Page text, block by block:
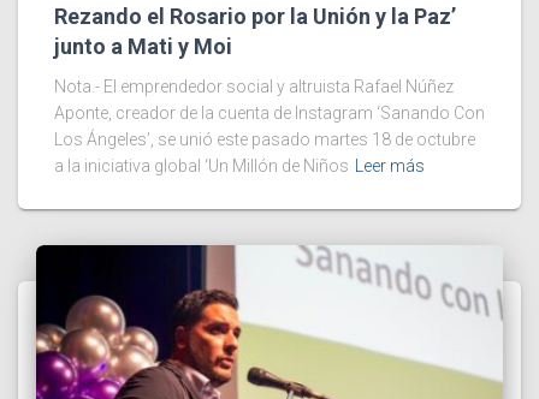
Rezando el Rosario por la Unión y la Paz’
junto a Mati y Moi
Nota.- El emprendedor social y altruista Rafael Núñez
Aponte, creador de la cuenta de Instagram ‘Sanando Con
Los Ángeles’, se unió este pasado martes 18 de octubre
a la iniciativa global ‘Un Millón de Niños
Leer más